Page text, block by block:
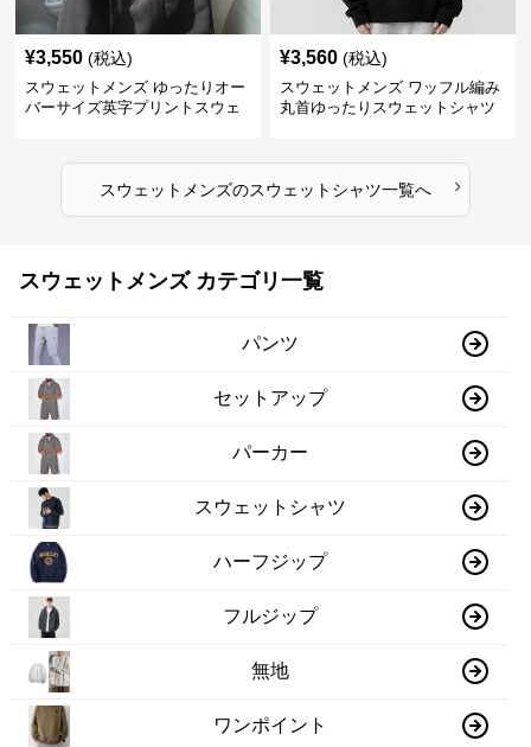
¥3,550 (税込)
スウェットメンズ ゆったりオー
バーサイズ英字プリントスウェ
¥3,560 (税込)
スウェットメンズ ワッフル編み
丸首ゆったりスウェットシャツ
スウェットメンズのスウェットシャツ一覧へ ›
スウェットメンズ カテゴリ一覧
パンツ
セットアップ
パーカー
スウェットシャツ
ハーフジップ
フルジップ
無地
ワンポイント